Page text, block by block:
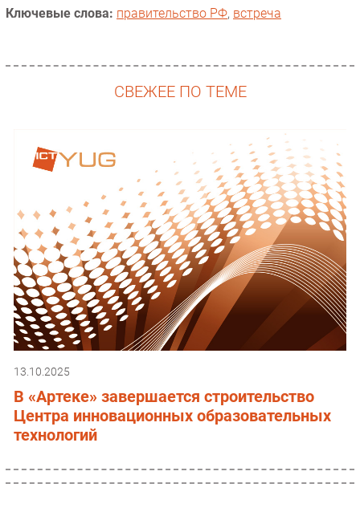
Каталог компаний
Ключевые слова: правительство РФ, встреча
СВЕЖЕЕ ПО ТЕМЕ
13.10.2025
В «Артеке» завершается строительство
Центра инновационных образовательных
технологий